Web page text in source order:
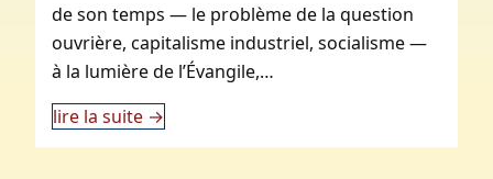
de son temps — le problème de la question
ouvrière, capitalisme industriel, socialisme —
à la lumière de l’Évangile,…
lire la suite →